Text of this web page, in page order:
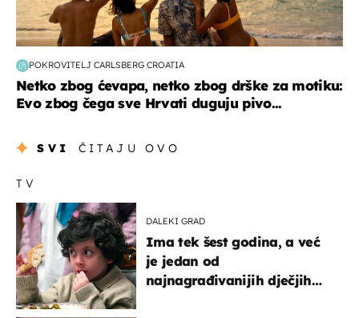
POKROVITELJ CARLSBERG CROATIA
Netko zbog ćevapa, netko zbog drške za motiku:
Evo zbog čega sve Hrvati duguju pivo...
SVI ČITAJU OVO
TV
DALEKI GRAD
Ima tek šest godina, a već
je jedan od
najnagrađivanijih dječjih